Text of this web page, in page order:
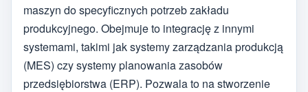
maszyn do specyficznych potrzeb zakładu
produkcyjnego. Obejmuje to integrację z innymi
systemami, takimi jak systemy zarządzania produkcją
(MES) czy systemy planowania zasobów
przedsiębiorstwa (ERP). Pozwala to na stworzenie